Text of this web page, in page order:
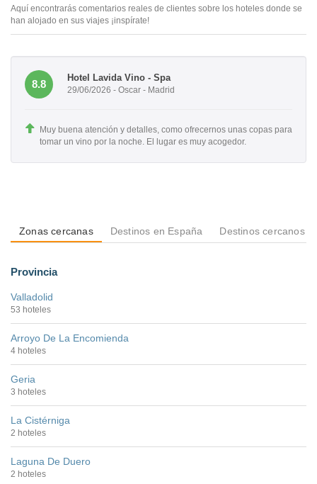
Aquí encontrarás comentarios reales de clientes sobre los hoteles donde se
han alojado en sus viajes ¡inspírate!
8.8
Hotel Lavida Vino - Spa
29/06/2026 - Oscar - Madrid
Muy buena atención y detalles, como ofrecernos unas copas para
tomar un vino por la noche. El lugar es muy acogedor.
Zonas cercanas Destinos en España Destinos cercanos a
Provincia
Valladolid
53 hoteles
Arroyo De La Encomienda
4 hoteles
Geria
3 hoteles
La Cistérniga
2 hoteles
Laguna De Duero
2 hoteles